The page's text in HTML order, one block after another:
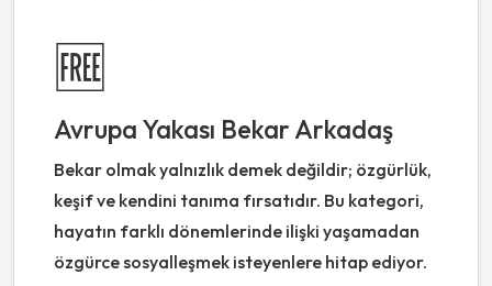
🆓
Avrupa Yakası Bekar Arkadaş
Bekar olmak yalnızlık demek değildir; özgürlük,
keşif ve kendini tanıma fırsatıdır. Bu kategori,
hayatın farklı dönemlerinde ilişki yaşamadan
özgürce sosyalleşmek isteyenlere hitap ediyor.